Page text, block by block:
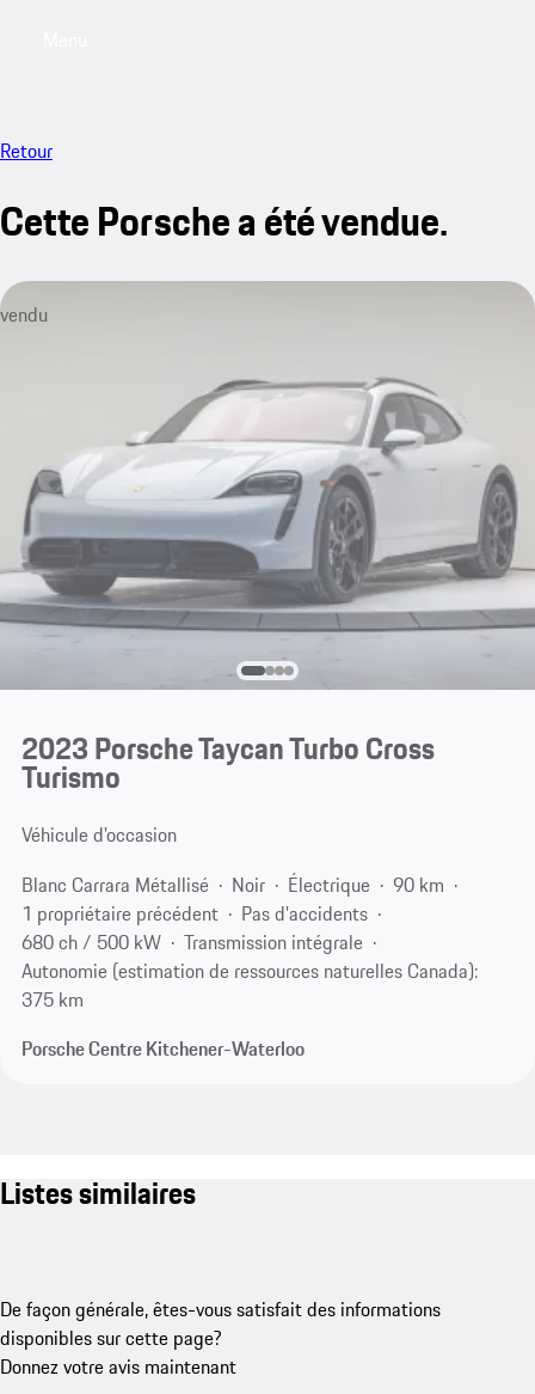
Retour
Cette Porsche a été vendue.
vendu
2023 Porsche Taycan Turbo Cross
Turismo
Véhicule d'occasion
Blanc Carrara Métallisé
Noir Électrique
90 km
1 propriétaire précédent
Pas d'accidents
680 ch / 500 kW
Transmission intégrale
Autonomie (estimation de ressources naturelles Canada):
375 km
Porsche Centre Kitchener-Waterloo
Listes similaires
De façon générale, êtes-vous satisfait des informations
disponibles sur cette page?
Donnez votre avis maintenant